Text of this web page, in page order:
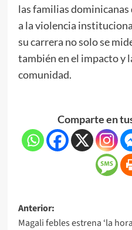
las familias
a la violencia
su carrera no solo se
también en el impacto y
comunidad.
Comparte en
Anterior:
Magali febles estrena ‘la